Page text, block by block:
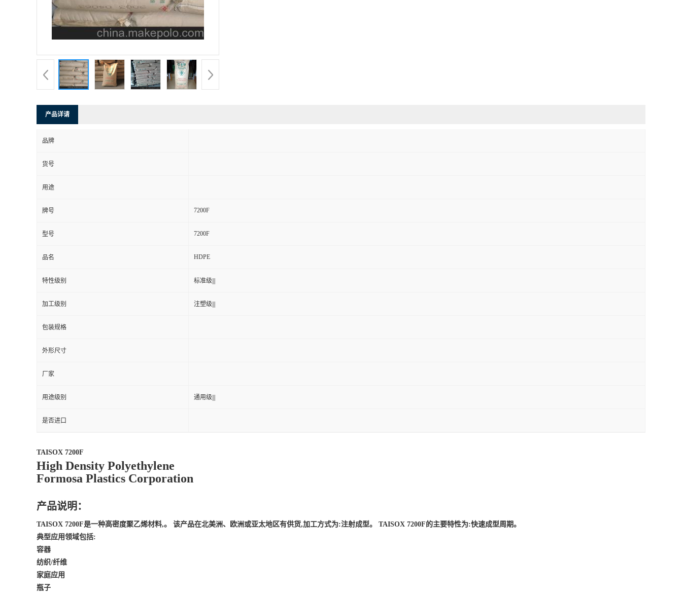
产品详请
品牌
货号
用途
牌号 7200F
型号 7200F
品名 HDPE
特性级别 标准级|||
加工级别 注塑级|||
包装规格
外形尺寸
厂家
用途级别 通用级|||
是否进口
TAISOX 7200F
High Density Polyethylene
Formosa Plastics Corporation
产品说明：
TAISOX 7200F是一种高密度聚乙烯材料,。 该产品在北美洲、欧洲或亚太地区有供货,加工方式为:注射成型。 TAISOX 7200F的主要特性为:快速成型周期。
典型应用领域包括:
容器
纺织/纤维
家庭应用
瓶子